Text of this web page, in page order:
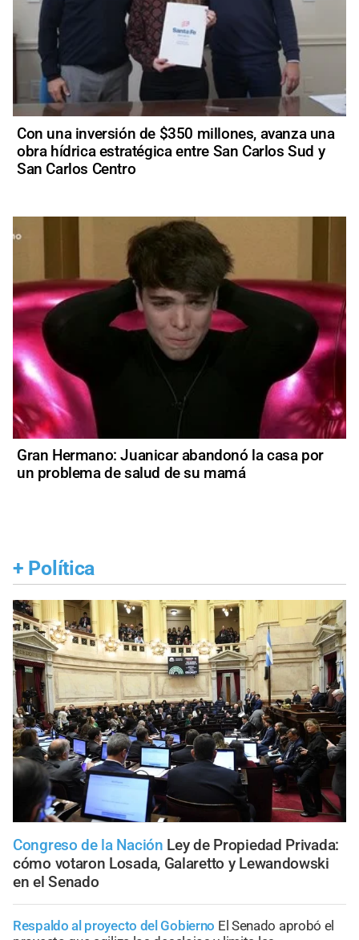
Con una inversión de $350 millones, avanza una
obra hídrica estratégica entre San Carlos Sud y
San Carlos Centro
Gran Hermano: Juanicar abandonó la casa por
un problema de salud de su mamá
+ Política
Congreso de la Nación Ley de Propiedad Privada:
cómo votaron Losada, Galaretto y Lewandowski
en el Senado
Respaldo al proyecto del Gobierno El Senado aprobó el